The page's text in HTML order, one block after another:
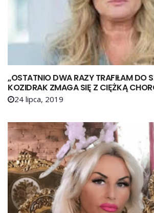
„OSTATNIO DWA RAZY TRAFIŁAM DO
KOZIDRAK ZMAGA SIĘ Z CIĘŻKĄ
24 lipca, 2019